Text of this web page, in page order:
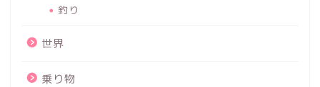
釣り
世界
乗り物